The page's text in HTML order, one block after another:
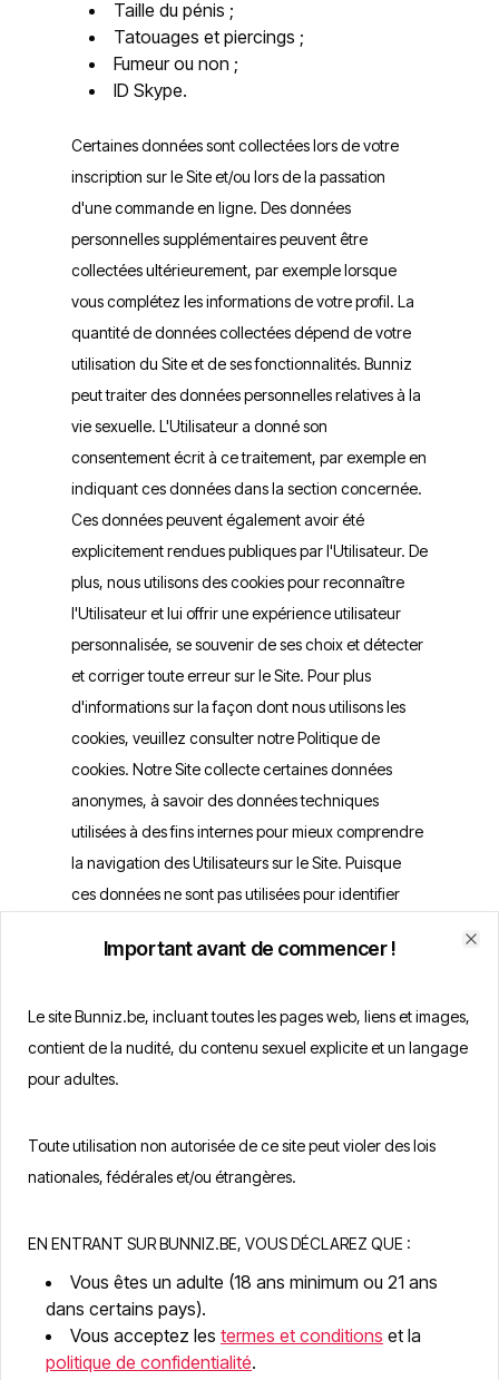
Taille du pénis ;
Tatouages et piercings ;
Fumeur ou non ;
ID Skype.
Certaines données sont collectées lors de votre
inscription sur le Site et/ou lors de la passation
d'une commande en ligne. Des données
personnelles supplémentaires peuvent être
collectées ultérieurement, par exemple lorsque
vous complétez les informations de votre profil. La
quantité de données collectées dépend de votre
utilisation du Site et de ses fonctionnalités. Bunniz
peut traiter des données personnelles relatives à la
vie sexuelle. L'Utilisateur a donné son
consentement écrit à ce traitement, par exemple en
indiquant ces données dans la section concernée.
Ces données peuvent également avoir été
explicitement rendues publiques par l'Utilisateur. De
plus, nous utilisons des cookies pour reconnaître
l'Utilisateur et lui offrir une expérience utilisateur
personnalisée, se souvenir de ses choix et détecter
et corriger toute erreur sur le Site. Pour plus
d'informations sur la façon dont nous utilisons les
cookies, veuillez consulter notre Politique de
cookies. Notre Site collecte certaines données
anonymes, à savoir des données techniques
utilisées à des fins internes pour mieux comprendre
la navigation des Utilisateurs sur le Site. Puisque
ces données ne sont pas utilisées pour identifier
ne sont pas couvertes par cette Politique de
5. À quelles fins mes
sont-elles traitées ?
uniquement dans le but de fournir à chaque
Utilisateur une expérience utilisateur optimale,
personnalisée et sécurisée de notre Site. La
quantité de données collectées sera plus
importante si l'Utilisateur utilise de manière plus
Important avant de commencer !
Le site Bunniz.be, incluant toutes les pages web, liens et images,
contient de la nudité, du contenu sexuel explicite et un langage
pour adultes.
Toute utilisation non autorisée de ce site peut violer des lois
nationales, fédérales et/ou étrangères.
EN ENTRANT SUR BUNNIZ.BE, VOUS DÉCLAREZ QUE :
Vous êtes un adulte (18 ans minimum ou 21 ans
dans certains pays).
Vous acceptez les termes et conditions et la
politique de confidentialité.